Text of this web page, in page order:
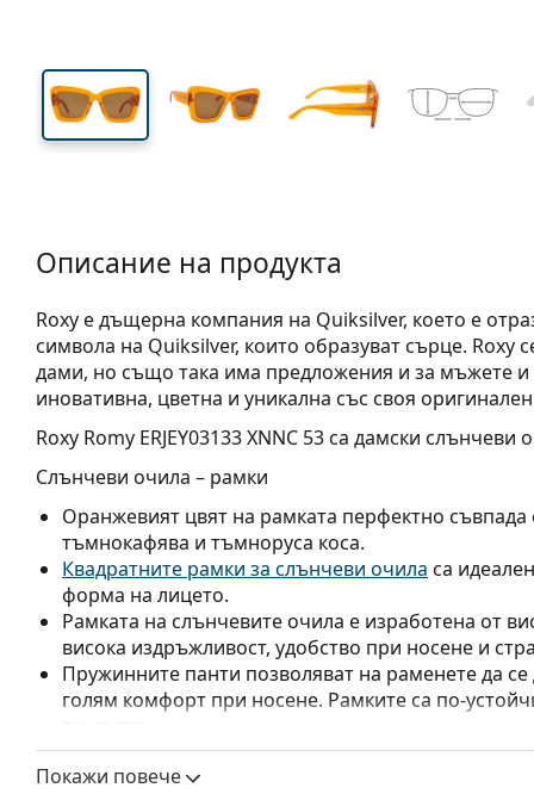
Описание на продукта
Roxy е дъщерна компания на Quiksilver, което е
символа на Quiksilver, които образуват сърце. Roxy
дами, но също така има предложения и за мъжете и
иновативна, цветна и уникална със своя
Roxy Romy ERJEY03133 XNNC 53са дамски слънчеви
Слънчеви очила – рамки
Оранжевият цвят на рамката перфектно
тъмнокафява и тъмноруса коса.
Квадратните рамки за слънчеви очила са
форма на лицето.
Рамката на слънчевите очила е изработена от
висока издръжливост, удобство при носене и
Пружинните панти позволяват на раменете да
голям комфорт при носене. Рамките са по-
Слънчеви очила – стъкла
Покажи повече